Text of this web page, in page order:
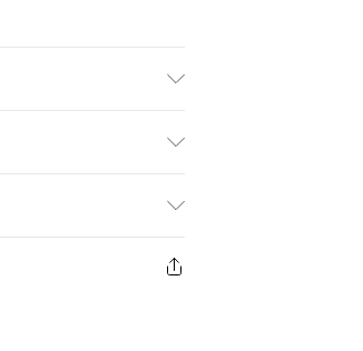
€5.99
€14.99